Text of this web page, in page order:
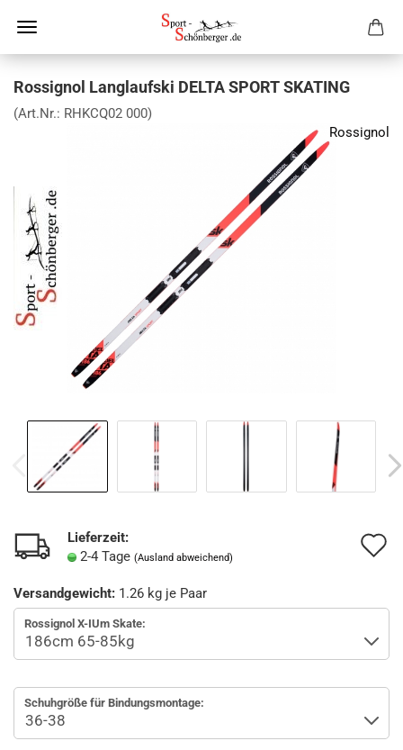
Rossignol Langlaufski DELTA SPORT SKATING
(Art.Nr.: RHKCQ02 000)
Rossignol
Lieferzeit:
2-4 Tage (Ausland abweichend)
Versandgewicht: 1.26 kg je Paar
Rossignol X-IUm Skate:
Schuhgröße für Bindungsmontage: